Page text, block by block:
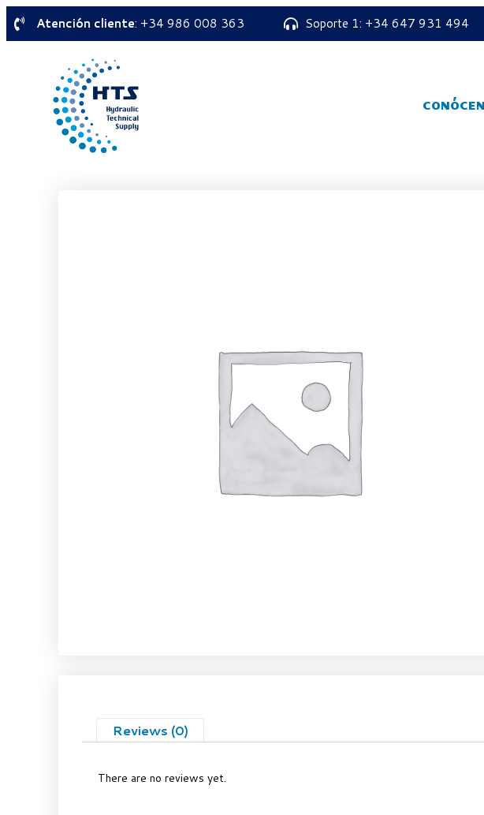
Atención cliente: +34 986 008 363 Soporte 1: +34 647 931 494
Reviews (0)
There are no reviews yet.